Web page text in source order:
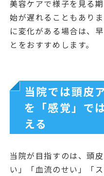
美容ケアで様子を見る
始が遅れることもあり
に変化がある場合は、
とをおすすめします。
当院では頭皮
を「感覚」で
える
当院が目指すのは、頭
い」「血流のせい」「